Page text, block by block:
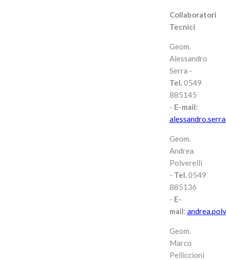
Collaboratori
Tecnici
Geom.
Alessandro
Serra -
Tel.0549
885145
- E-mail:
Geom.
Andrea
Polverelli
- Tel.0549
885136
- E-
mail:
Geom.
Marco
Pelliccioni